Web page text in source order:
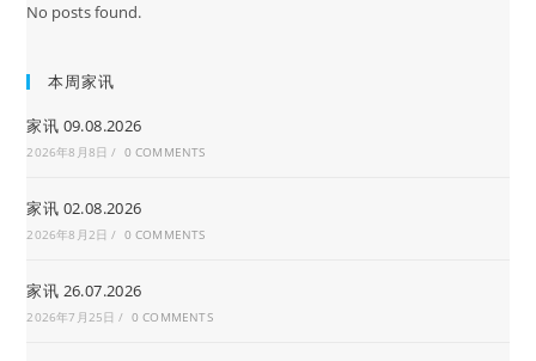
No posts found.
本周家讯
家讯 09.08.2026
2026年8月8日 / 0 COMMENTS
家讯 02.08.2026
2026年8月2日 / 0 COMMENTS
家讯 26.07.2026
2026年7月25日 / 0 COMMENTS